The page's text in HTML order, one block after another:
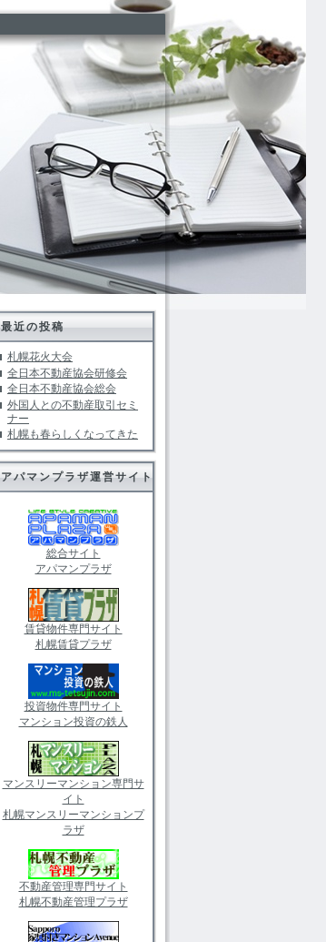
最近の投稿
札幌花火大会
全日本不動産協会研修会
全日本不動産協会総会
外国人との不動産取引セミ
ナー
札幌も春らしくなってきた
アパマンプラザ運営サイト
総合サイト
アパマンプラザ
賃貸物件専門サイト
札幌賃貸プラザ
投資物件専門サイト
マンション投資の鉄人
マンスリーマンション専門サ
イト
札幌マンスリーマンションプ
ラザ
不動産管理専門サイト
札幌不動産管理プラザ